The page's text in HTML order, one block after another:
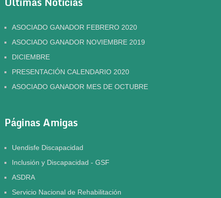
ASOCIADO GANADOR FEBRERO 2020
ASOCIADO GANADOR NOVIEMBRE 2019
DICIEMBRE
PRESENTACIÓN CALENDARIO 2020
ASOCIADO GANADOR MES DE OCTUBRE
Páginas Amigas
Uendisfe Discapacidad
Inclusión y Discapacidad - GSF
ASDRA
Servicio Nacional de Rehabilitación